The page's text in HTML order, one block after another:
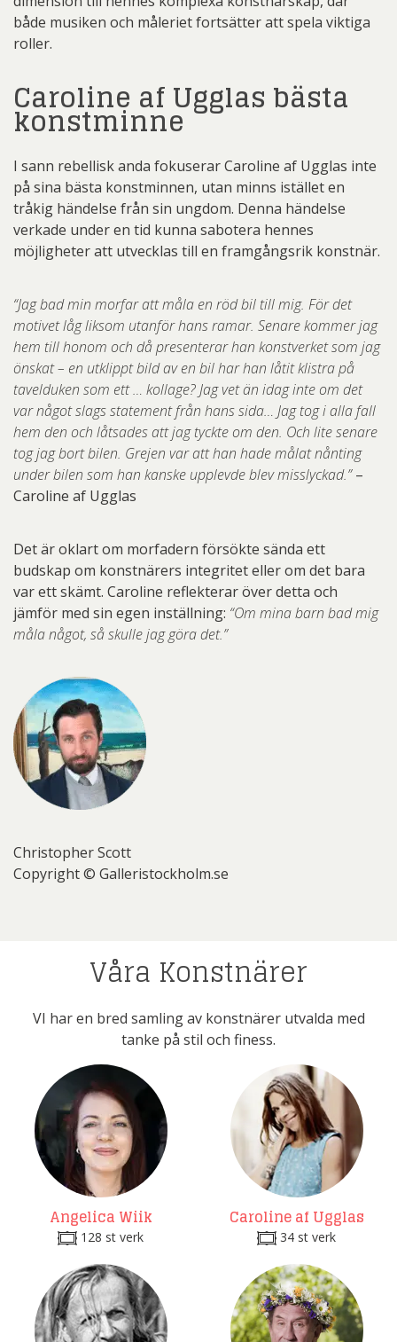
både musiken och måleriet fortsätter att spela viktiga
roller.
Caroline af Ugglas bästa
konstminne
I sann rebellisk anda fokuserar Caroline af Ugglas inte
på sina bästa konstminnen, utan minns istället en
tråkig händelse från sin ungdom. Denna händelse
verkade under en tid kunna sabotera hennes
möjligheter att utvecklas till en framgångsrik konstnär.
“Jag bad min morfar att måla en röd bil till mig. För det
motivet låg liksom utanför hans ramar. Senare kommer jag
hem till honom och då presenterar han konstverket som jag
önskat – en utklippt bild av en bil har han låtit klistra på
tavelduken som ett … kollage? Jag vet än idag inte om det
var något slags statement från hans sida… Jag tog i alla fall
hem den och låtsades att jag tyckte om den. Och lite senare
tog jag bort bilen. Grejen var att han hade målat nånting
under bilen som han kanske upplevde blev misslyckad.”–
Caroline af Ugglas
Det är oklart om morfadern försökte sända ett
budskap om konstnärers integritet eller om det bara
var ett skämt. Caroline reflekterar över detta och
jämför med sin egen inställning: “Om mina barn bad mig
måla något, så skulle jag göra det.”
Christopher Scott
Copyright © Galleristockholm.se
Våra Konstnärer
VI har en bred samling av konstnärer utvalda med
tanke på stil och finess.
Angelica Wiik
128 st verk
Caroline af Ugglas
34 st verk